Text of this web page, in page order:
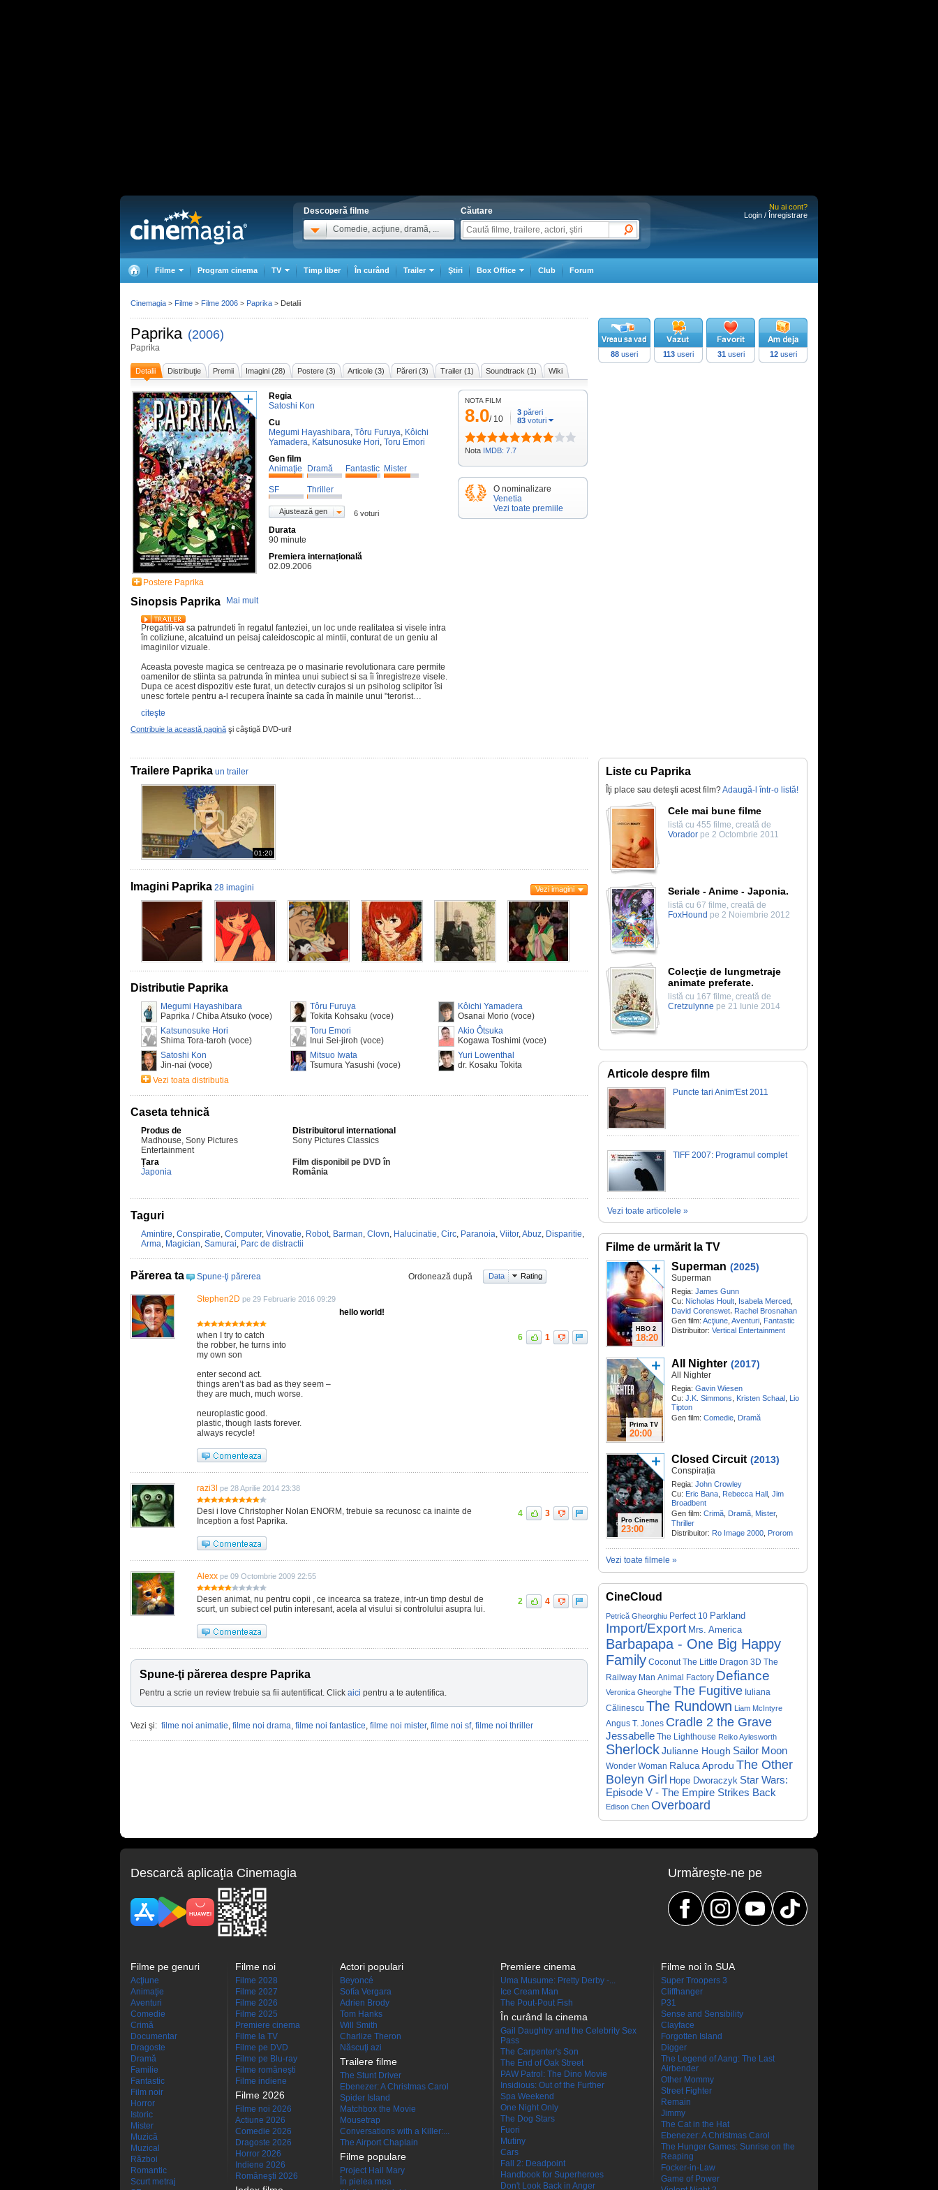
Descoperă filme
Comedie, acţiune, dramă, ...
Căutare
Nu ai cont?
Login / Înregistrare
Filme Program cinema TV Timp liber În curând Trailer Ştiri Box Office Club Forum
Paprika (2006)
Paprika
Detalii Distribuţie Premii Imagini (28) Postere (3) Articole (3) Păreri (3) Trailer (1) Soundtrack (1) Wiki
Postere Paprika
Regia
Satoshi Kon
Cu
Megumi Hayashibara, Tôru Furuya, Kôichi
Yamadera, Katsunosuke Hori, Toru Emori
Gen film
Animaţie
Dramă Fantastic Mister
SF Thriller
Ajustează gen 6 voturi
Durata
90 minute
Premiera internațională
02.09.2006
Sinopsis Paprika Mai mult
Pregatiti-va sa patrundeti în regatul fanteziei, un loc unde realitatea si visele intra
în coliziune, alcatuind un peisaj caleidoscopic al mintii, conturat de un geniu al
imaginilor vizuale.
Aceasta poveste magica se centreaza pe o masinarie revolutionara care permite
oamenilor de stiinta sa patrunda în mintea unui subiect si sa îi înregistreze visele.
Dupa ce acest dispozitiv este furat, un detectiv curajos si un psiholog sclipitor îsi
unesc fortele pentru a-l recupera înainte sa cada în mainile unui "terorist…
citeşte
Contribuie la această pagină şi câştigă DVD-uri!
NOTA FILM
8.0/ 10
3 păreri
83 voturi
Nota IMDB: 7.7
O nominalizare
Venetia
Vezi toate premiile
88 useri 113 useri 31 useri 12useri
Trailere Paprika un trailer
01:20
Imagini Paprika 28 imagini Vezi imagini
Distributie Paprika
Megumi Hayashibara
Paprika / Chiba Atsuko (voce)
Tôru Furuya
Tokita Kohsaku (voce)
Kôichi Yamadera
Osanai Morio (voce)
Katsunosuke Hori
Shima Tora-taroh (voce)
Toru Emori
Inui Sei-jiroh (voce)
Akio Ôtsuka
Kogawa Toshimi (voce)
Satoshi Kon
Jin-nai (voce)
Mitsuo Iwata
Tsumura Yasushi (voce)
Yuri Lowenthal
dr. Kosaku Tokita
Vezi toata distributia
Caseta tehnică
Produs de
Madhouse, Sony Pictures
Entertainment
Distribuitorul international
Sony Pictures Classics
Țara
Japonia
Film disponibil pe DVD în
România
Taguri
Amintire, Conspiratie, Computer, Vinovatie, Robot, Barman, Clovn, Halucinatie, Circ, Paranoia, Viitor,Abuz, Disparitie,
Arma, Magician, Samurai, Parc de distractii
Părerea ta Spune-ţi părerea Ordonează după Data Rating
Stephen2D pe 29 Februarie 2016 09:29
hello world!
when I try to catch
the robber, he turns into
my own son
enter second act.
things aren’t as bad as they seem –
they are much, much worse.
neuroplastic good.
plastic, though lasts forever.
always recycle!
6 1
razi3l pe 28 Aprilie 2014 23:38
Desi i love Christopher Nolan ENORM, trebuie sa recunosc ca inainte de
Inception a fost Paprika.
4 3
Alexx pe 09 Octombrie 2009 22:55
Desen animat, nu pentru copii , ce incearca sa trateze, intr-un timp destul de
scurt, un subiect cel putin interesant, acela al visului si controlului asupra lui.
2 4
Spune-ţi părerea despre Paprika
Pentru a scrie un review trebuie sa fii autentificat. Click aici pentru a te autentifica.
Vezi şi: filme noi animatie, filme noi drama, filme noi fantastice, filme noi mister, filme noi sf, filme noi thriller
Liste cu Paprika
Îţi place sau deteşti acest film?Adaugă-l într-o listă!
Cele mai bune filme
listă cu 455 filme, creată de
Vorador pe 2 Octombrie 2011
Seriale - Anime - Japonia.
listă cu 67 filme, creată de
FoxHound pe 2 Noiembrie 2012
Colecţie de lungmetraje
animate preferate.
listă cu 167 filme, creată de
Cretzulynne pe 21 Iunie 2014
Articole despre film
Puncte tari Anim'Est 2011
TIFF 2007: Programul complet
Vezi toate articolele »
Filme de urmărit la TV
HBO 2
18:20
Superman (2025)
Superman
Regia: James Gunn
Cu: Nicholas Hoult Isabela Merced
David Corenswet, Rachel Brosnahan
Gen film: Acţiune Aventuri Fantastic
Distribuitor: Vertical Entertainment
Prima TV
20:00
All Nighter (2017)
All Nighter
Regia: Gavin Wiesen
Cu: J.K. Simmons Kristen Schaal Lio
Tipton
Gen film: Comedie Dramă
Pro Cinema
23:00
Closed Circuit (2013)
Conspirația
Regia: John Crowley
Cu: Eric Bana Rebecca Hall Jim
Broadbent
Gen film: Crimă Dramă Mister,
Thriller
Distribuitor: Ro Image 2000 Prorom
Vezi toate filmele »
CineCloud
Petrică Gheorghiu Perfect 10 Parkland
Import/Export Mrs. America
Barbapapa - One Big Happy
Family Coconut The Little Dragon 3D The
Railway Man Animal Factory Defiance
Veronica Gheorghe The Fugitive Iuliana
Călinescu The Rundown Liam McIntyre
Angus T. Jones Cradle 2 the Grave
Jessabelle The Lighthouse Reiko Aylesworth
SherlockJulianne Hough Sailor Moon
Wonder Woman Raluca Aprodu The Other
Boleyn Girl Hope Dworaczyk Star Wars:
Episode V - The Empire Strikes Back
Edison Chen Overboard
Cinemagia > Filme > Filme 2006 > Paprika > Detalii
Descarcă aplicaţia Cinemagia Urmăreşte-ne pe
Filme pe genuri
Acţiune
Animaţie
Aventuri
Comedie
Crimă
Documentar
Dragoste
Dramă
Familie
Fantastic
Film noir
Horror
Istoric
Mister
Muzică
Muzical
Război
Romantic
Scurt metraj
Filme noi
Filme 2028
Filme 2027
Filme 2026
Filme 2025
Premiere cinema
Filme la TV
Filme pe DVD
Filme pe Blu-ray
Filme româneşti
Filme indiene
Filme 2026
Filme noi 2026
Actiune 2026
Comedie 2026
Dragoste 2026
Horror 2026
Indiene 2026
Româneşti 2026
Actori populari
Beyoncé
Sofía Vergara
Adrien Brody
Tom Hanks
Will Smith
Charlize Theron
Născuţi azi
Trailere filme
The Stunt Driver
Ebenezer: A Christmas Carol
Spider Island
Matchbox the Movie
Mousetrap
Conversations with a Killer:...
The Airport Chaplain
Filme populare
Project Hail Mary
În pielea mea
Premiere cinema
Uma Musume: Pretty Derby -...
Ice Cream Man
The Pout-Pout Fish
În curând la cinema
Gail Daughtry and the Celebrity Sex
Pass
The Carpenter's Son
The End of Oak Street
PAW Patrol: The Dino Movie
Insidious: Out of the Further
Spa Weekend
One Night Only
The Dog Stars
Fuori
Mutiny
Cars
Fall 2: Deadpoint
Handbook for Superheroes
Don't Look Back in Anger
Filme noi în SUA
Super Troopers 3
Cliffhanger
P31
Sense and Sensibility
Clayface
Forgotten Island
Digger
The Legend of Aang: The Last
Airbender
Other Mommy
Street Fighter
Remain
Jimmy
The Cat in the Hat
Ebenezer: A Christmas Carol
The Hunger Games: Sunrise on the
Reaping
Focker-in-Law
Game of Power